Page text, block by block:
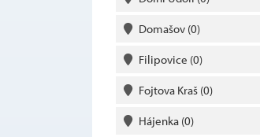
Domašov (0)
Filipovice (0)
Fojtova Kraš (0)
Hájenka (0)